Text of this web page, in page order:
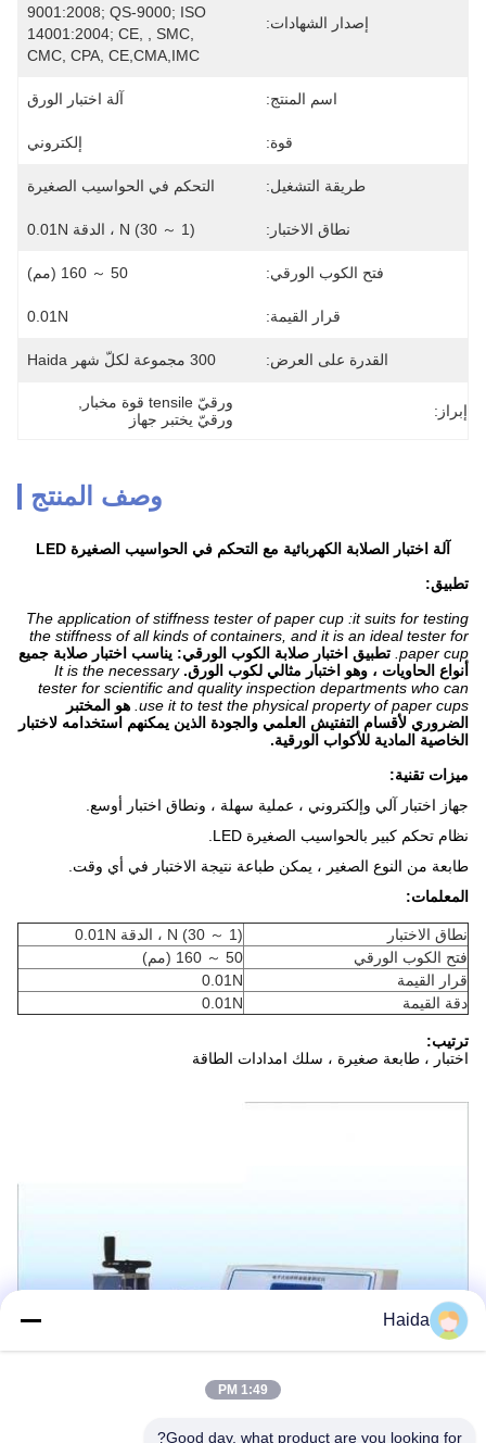
إصدار الشهادات:
9001:2008; QS-9000; ISO
14001:2004; CE, , SMC,
CMC, CPA, CE,CMA,IMC
اسم المنتج: آلة اختبار الورق
قوة: إلكتروني
طريقة التشغيل: التحكم في الحواسيب الصغيرة
نطاق الاختبار: (1 ～ 30) N ، الدقة 0.01N
فتح الكوب الورقي: 50 ～ 160 (مم)
قرار القيمة: 0.01N
القدرة على العرض: 300 مجموعة لكلّ شهر Haida
إبراز: ورقيّ tensile قوة مخبار
ورقيّ يختبر جهاز
وصف المنتج
آلة اختبار الصلابة الكهربائية مع التحكم في الحواسيب الصغيرة LED
تطبيق:
The application of stiffness tester of paper cup :it suits for testing
the stiffness of all kinds of containers, and it is an ideal tester for
paper cup. تطبيق اختبار صلابة الكوب الورقي: يناسب اختبار صلابة جميع
أنواع الحاويات ، وهو اختبار مثالي لكوب الورق. It is the necessary
tester for scientific and quality inspection departments who can
use it to test the physical property of paper cups. هو المختبر
الضروري لأقسام التفتيش العلمي والجودة الذين يمكنهم استخدامه لاختبار
الخاصية المادية للأكواب الورقية.
ميزات تقنية:
جهاز اختبار آلي وإلكتروني ، عملية سهلة ، ونطاق اختبار أوسع.
نظام تحكم كبير بالحواسيب الصغيرة LED.
طابعة من النوع الصغير ، يمكن طباعة نتيجة الاختبار في أي وقت.
المعلمات:
نطاق الاختبار
(1 ～ 30) N ، الدقة 0.01N
فتح الكوب الورقي
50 ～ 160 (مم)
قرار القيمة
0.01N
دقة القيمة
0.01N
ترتيب:
اختبار ، طابعة صغيرة ، سلك امدادات الطاقة
Haida
1:49 PM
Good day, what product are you looking for?